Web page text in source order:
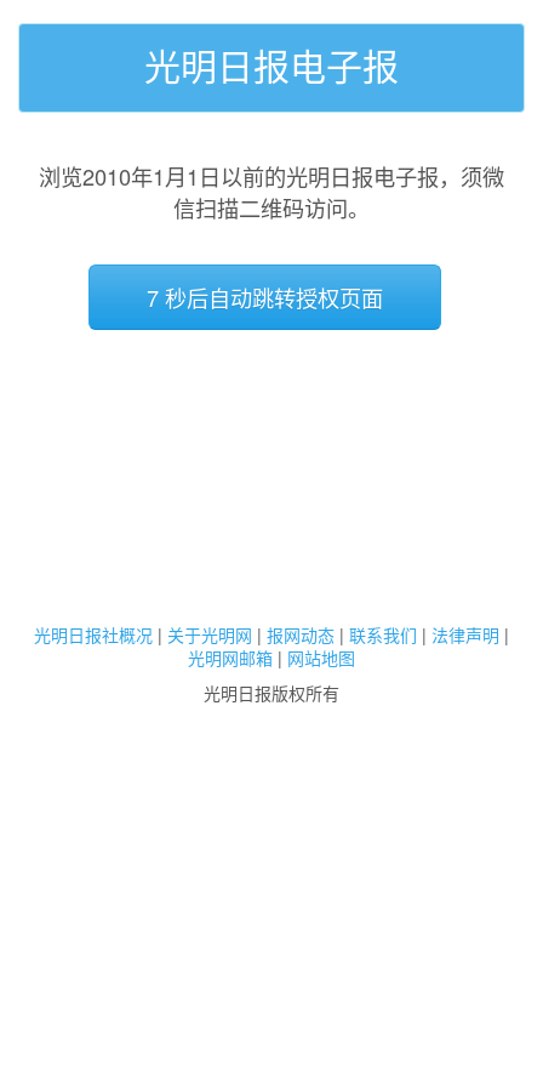
光明日报电子报
浏览2010年1月1日以前的光明日报电子报，须微
信扫描二维码访问。
7 秒后自动跳转授权页面
光明日报社概况 | 关于光明网 | 报网动态 | 联系我们 | 法律声明 |
光明网邮箱 | 网站地图
光明日报版权所有